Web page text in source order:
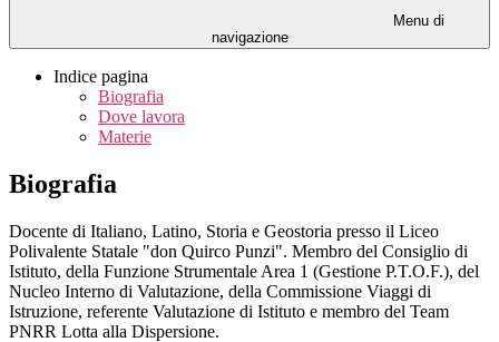
Menu di
navigazione
Indice pagina
Biografia
Dove lavora
Materie
Biografia
Docente di Italiano, Latino, Storia e Geostoria presso il Liceo
Polivalente Statale "don Quirco Punzi". Membro del Consiglio di
Istituto, della Funzione Strumentale Area 1 (Gestione P.T.O.F.), del
Nucleo Interno di Valutazione, della Commissione Viaggi di
Istruzione, referente Valutazione di Istituto e membro del Team
PNRR Lotta alla Dispersione.